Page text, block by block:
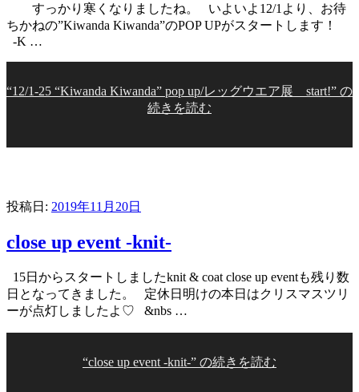
すっかり寒くなりましたね。 いよいよ12/1より、お待
ちかねの”Kiwanda Kiwanda”のPOP UPがスタートします！
-K …
“12/1-25 “Kiwanda Kiwanda” pop up/レッグウエア展 start!” の
続きを読む
投稿日: 2019年11月20日
close up event -knit-
15日からスタートしましたknit & coat close up eventも残り数
日となってきました。 定休日明けの本日はクリスマスツリ
ーが点灯しましたよ♡ &nbs …
“close up event -knit-” の続きを読む